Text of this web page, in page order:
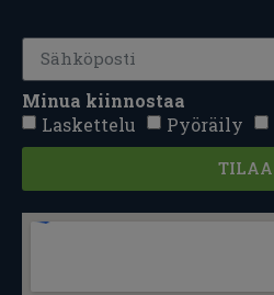
Minua kiinnostaa
Laskettelu
Pyöräily
TILAA